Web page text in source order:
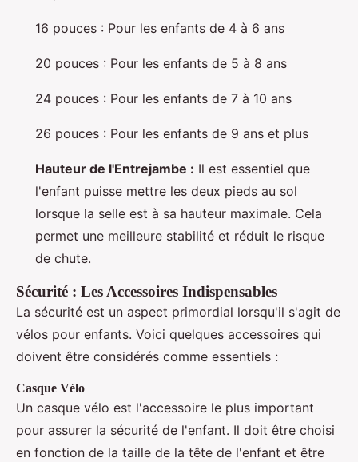
16 pouces : Pour les enfants de 4 à 6 ans
20 pouces : Pour les enfants de 5 à 8 ans
24 pouces : Pour les enfants de 7 à 10 ans
26 pouces : Pour les enfants de 9 ans et plus
Hauteur de l'Entrejambe : Il est essentiel que
l'enfant puisse mettre les deux pieds au sol
lorsque la selle est à sa hauteur maximale. Cela
permet une meilleure stabilité et réduit le risque
de chute.
Sécurité : Les Accessoires Indispensables
La sécurité est un aspect primordial lorsqu'il s'agit de
vélos pour enfants. Voici quelques accessoires qui
doivent être considérés comme essentiels :
Casque Vélo
Un casque vélo est l'accessoire le plus important
pour assurer la sécurité de l'enfant. Il doit être choisi
en fonction de la taille de la tête de l'enfant et être